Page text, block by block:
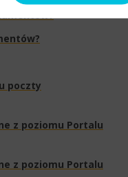
poczty
z poziomu Portalu
z poziomu Portalu